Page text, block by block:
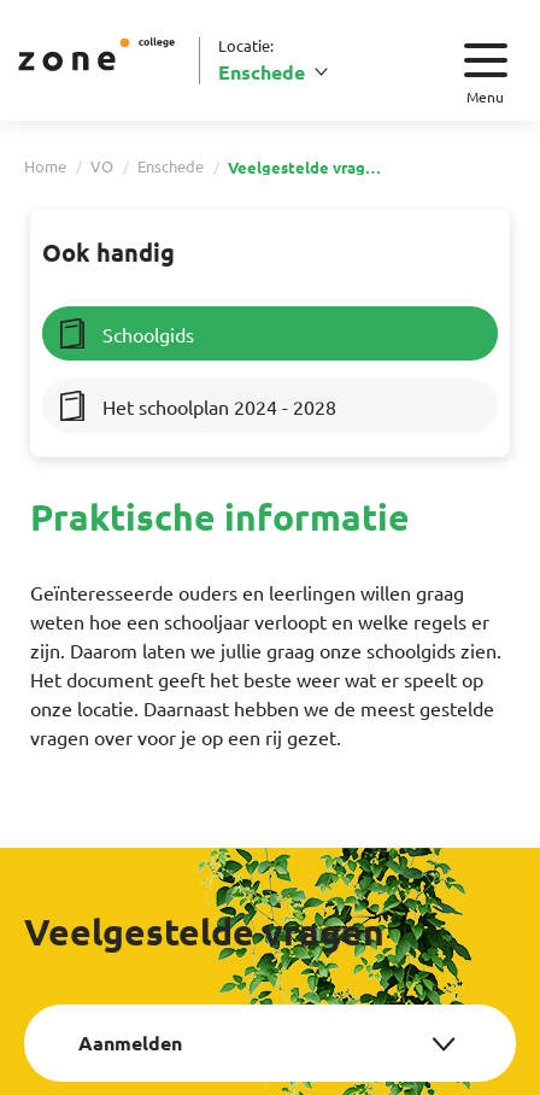
Locatie:
Enschede
Menu
Home VO Enschede Veelgestelde vragen vo Enschede
Praktische informatie
Geïnteresseerde ouders en leerlingen willen graag
weten hoe een schooljaar verloopt en welke regels er
zijn. Daarom laten we jullie graag onze schoolgids zien.
Het document geeft het beste weer wat er speelt op
onze locatie. Daarnaast hebben we de meest gestelde
vragen over voor je op een rij gezet.
Ook handig
Schoolgids
Het schoolplan 2024 - 2028
Veelgestelde vragen
Aanmelden